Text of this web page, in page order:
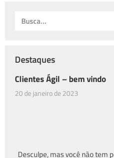
Destaques
Clientes Ágil – bem vindo
20 de janeiro de 2023
Desculpe, mas você não tem